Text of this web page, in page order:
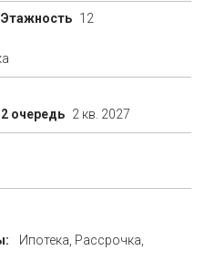
Этажность 12
2 очередь 2 кв. 2027
Ипотека, Рассрочка,